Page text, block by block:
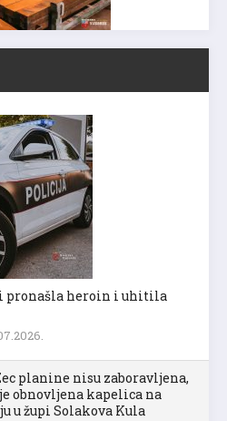
pronašla heroin i uhitila
planine nisu zaboravljena,
obnovljena kapelica na
u župi Solakova Kula